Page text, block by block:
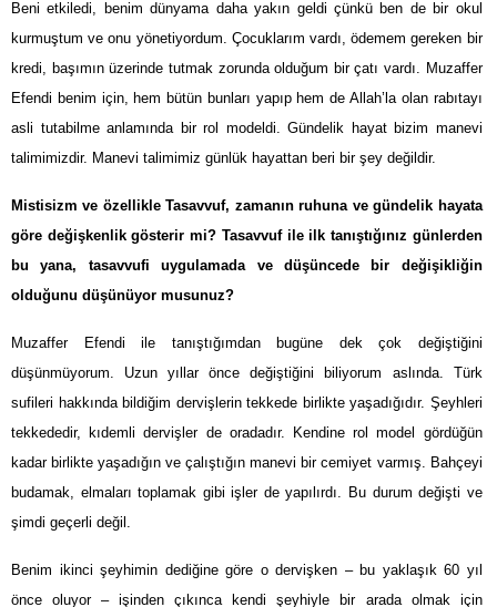
Beni etkiledi, benim dünyama daha yakın geldi çünkü ben de bir okul
kurmuştum ve onu yönetiyordum. Çocuklarım vardı, ödemem gereken bir
kredi, başımın üzerinde tutmak zorunda olduğum bir çatı vardı. Muzaffer
Efendi benim için, hem bütün bunları yapıp hem de Allah’la olan rabıtayı
asli tutabilme anlamında bir rol modeldi. Gündelik hayat bizim manevi
talimimizdir. Manevi talimimiz günlük hayattan beri bir şey değildir.
Mistisizm ve özellikle Tasavvuf, zamanın ruhuna ve gündelik hayata
göre değişkenlik gösterir mi? Tasavvuf ile ilk tanıştığınız günlerden
bu yana, tasavvufi uygulamada ve düşüncede bir değişikliğin
olduğunu düşünüyor musunuz?
Muzaffer Efendi ile tanıştığımdan bugüne dek çok değiştiğini
düşünmüyorum. Uzun yıllar önce değiştiğini biliyorum aslında. Türk
sufileri hakkında bildiğim dervişlerin tekkede birlikte yaşadığıdır. Şeyhleri
tekkededir, kıdemli dervişler de oradadır. Kendine rol model gördüğün
kadar birlikte yaşadığın ve çalıştığın manevi bir cemiyet varmış. Bahçeyi
budamak, elmaları toplamak gibi işler de yapılırdı. Bu durum değişti ve
şimdi geçerli değil.
Benim ikinci şeyhimin dediğine göre o dervişken – bu yaklaşık 60 yıl
önce oluyor – işinden çıkınca kendi şeyhiyle bir arada olmak için